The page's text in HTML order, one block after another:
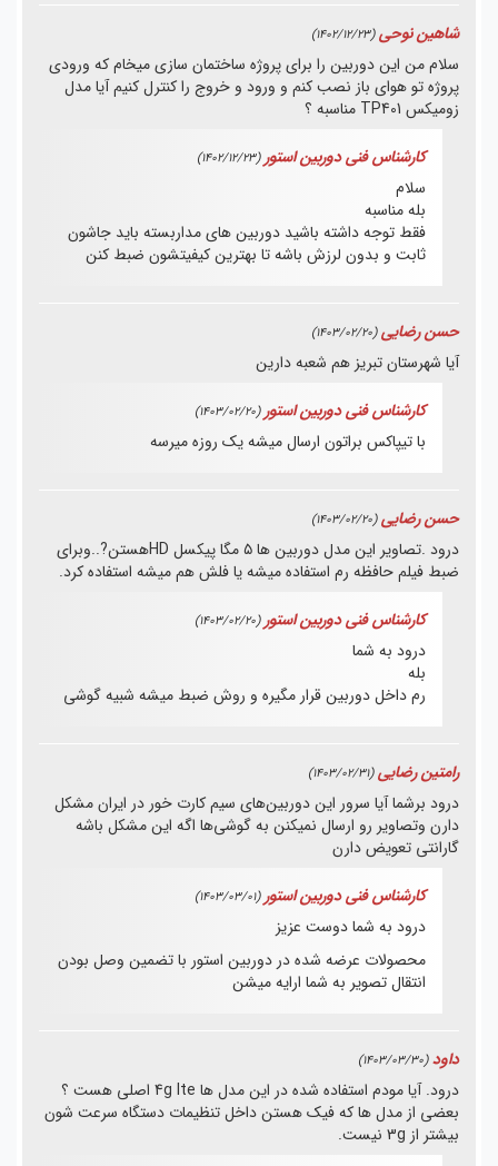
شاهین نوحی(1402/12/23)
سلام من این دوربین را برای پروژه ساختمان سازی میخام که ورودی
پروژه تو هوای باز نصب کنم و ورود و خروج را کنترل کنیم آیا مدل
زومیکس TP401 مناسبه ؟
کارشناس فنی دوربین استور (1402/12/23)
سلام
بله مناسبه
فقط توجه داشته باشید دوربین های مداربسته باید جاشون
ثابت و بدون لرزش باشه تا بهترین کیفیتشون ضبط کنن
حسن رضایی (1403/02/20)
آیا شهرستان تبریز هم شعبه دارین
کارشناس فنی دوربین استور (1403/02/20)
با تیپاکس براتون ارسال میشه یک روزه میرسه
حسن رضایی (1403/02/20)
درود .تصاویر این مدل دوربین ها ۵ مگا پیکسل HDهستن?..وبرای
ضبط فیلم حافظه رم استفاده میشه یا فلش هم میشه استفاده کرد.
کارشناس فنی دوربین استور (1403/02/20)
درود به شما
بله
رم داخل دوربین قرار مگیره و روش ضبط میشه شبیه گوشی
رامتین رضایی (1403/02/31)
درود برشما آیا سرور این دوربین‌های سیم کارت خور در ایران مشکل
دارن وتصاویر رو ارسال نمیکنن به گوشی‌ها اگه این مشکل باشه
گارانتی تعویض دارن
کارشناس فنی دوربین استور (1403/03/01)
درود به شما دوست عزیز
محصولات عرضه شده در دوربین استور با تضمین وصل بودن
انتقال تصویر به شما ارایه میشن
داود (1403/03/30)
درود. آیا مودم استفاده شده در این مدل ها 4g lte اصلی هست ؟
بعضی از مدل ها که فیک هستن داخل تنظیمات دستگاه سرعت شون
بیشتر از 3g نیست.